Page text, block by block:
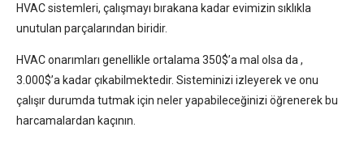
HVAC sistemleri, çalışmayı bırakana kadar evimizin sıklıkla
unutulan parçalarından biridir.
HVAC onarımları genellikle ortalama 350$’a mal olsa da ,
3.000$’a kadar çıkabilmektedir. Sisteminizi izleyerek ve onu
çalışır durumda tutmak için neler yapabileceğinizi öğrenerek bu
harcamalardan kaçının.